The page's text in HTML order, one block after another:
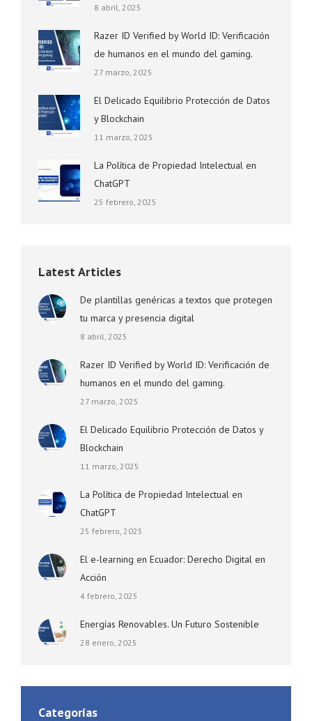
8 abril, 2025
Razer ID Verified by World ID: Verificación
de humanos en el mundo del gaming.
27 marzo, 2025
El Delicado Equilibrio Protección de Datos
y Blockchain
11 marzo, 2025
La Política de Propiedad Intelectual en
ChatGPT
25 febrero, 2025
Latest Articles
De plantillas genéricas a textos que protegen
tu marca y presencia digital
8 abril, 2025
Razer ID Verified by World ID: Verificación de
humanos en el mundo del gaming.
27 marzo, 2025
El Delicado Equilibrio Protección de Datos y
Blockchain
11 marzo, 2025
La Política de Propiedad Intelectual en
ChatGPT
25 febrero, 2025
El e-learning en Ecuador: Derecho Digital en
Acción
4 febrero, 2025
Energías Renovables. Un Futuro Sostenible
28 enero, 2025
Categorías